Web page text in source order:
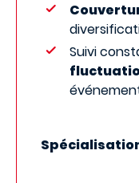
Suivi